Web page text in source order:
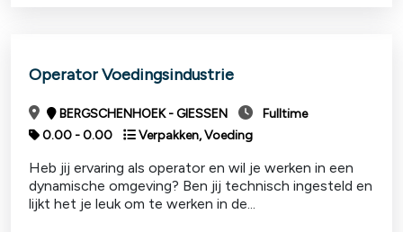
Operator Voedingsindustrie
BERGSCHENHOEK - GIESSEN
Fulltime
0.00 - 0.00
Verpakken, Voeding
Heb jij ervaring als operator en wil je werken in een
dynamische omgeving? Ben jij technisch ingesteld en
lijkt het je leuk om te werken in de...